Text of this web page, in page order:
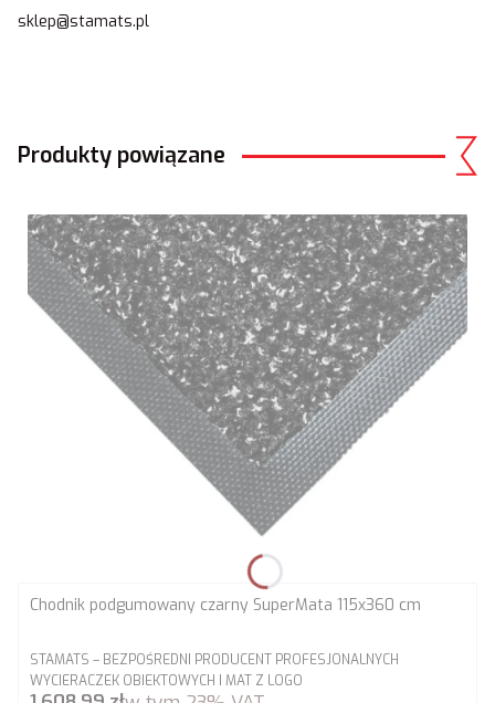
sklep@stamats.pl
Produkty powiązane
Chodnik podgumowany czarny SuperMata 115x360 cm
PRODUCENT
STAMATS – BEZPOŚREDNI PRODUCENT PROFESJONALNYCH
WYCIERACZEK OBIEKTOWYCH I MAT Z LOGO